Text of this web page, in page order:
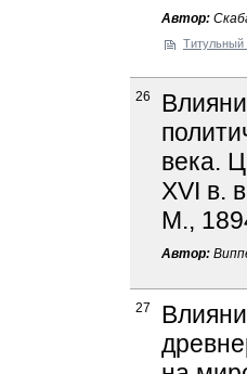
Автор:
Титульный
26
века.
XVI в.
М.,
Автор:
27